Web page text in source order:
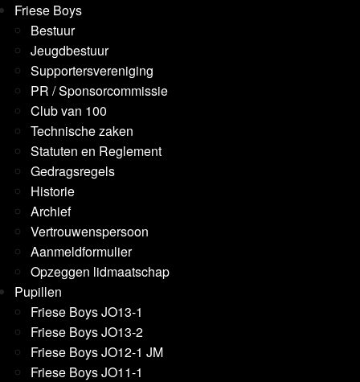
Friese Boys
Bestuur
Jeugdbestuur
Supportersvereniging
PR / Sponsorcommissie
Club van 100
Technische zaken
Statuten en Reglement
Gedragsregels
Historie
Archief
Vertrouwenspersoon
Aanmeldformulier
Opzeggen lidmaatschap
Pupillen
Friese Boys JO13-1
Friese Boys JO13-2
Friese Boys JO12-1 JM
Friese Boys JO11-1